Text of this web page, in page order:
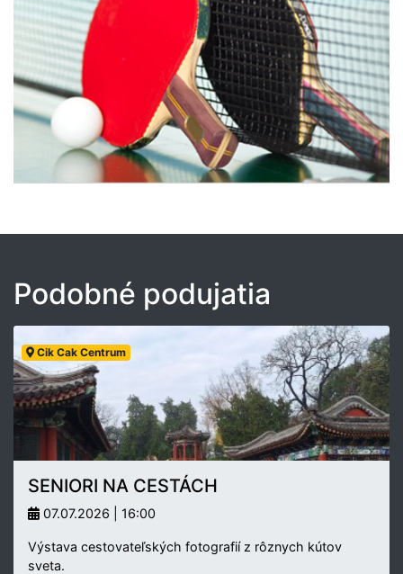
Podobné podujatia
Cik Cak Centrum
SENIORI NA CESTÁCH
07.07.2026 | 16:00
Výstava cestovateľských fotografií z rôznych kútov
sveta.